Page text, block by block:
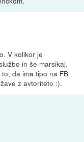
V kolikor je
in še marsikaj.
da ima tipo na FB
z avtoriteto :).